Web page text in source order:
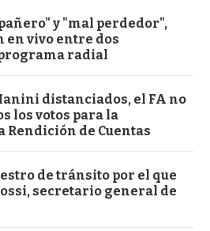
y "mal perdedor",
vivo entre dos
radial
distanciados, el FA no
los votos para la
Rendición de Cuentas
de tránsito por el que
secretario general de